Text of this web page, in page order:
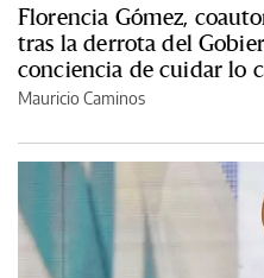
Florencia Gómez,
tras la derrota del
conciencia de cuidar lo
Mauricio Caminos